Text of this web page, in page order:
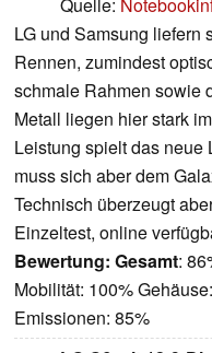
LG und Samsung liefern
Rennen, zumindest
schmale Rahmen sowie
Metall liegen hier stark
Leistung spielt das neue
muss sich aber dem
Technisch überzeugt
Einzeltest, online
Bewertung: Gesamt:
Mobilität: 100%
Emissionen: 85%